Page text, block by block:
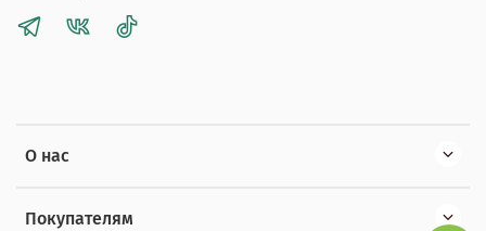
О нас
Покупателям